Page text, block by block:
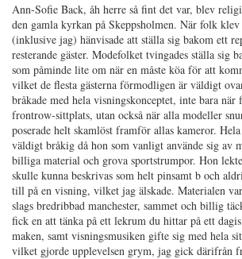
Ann-Sofie Back, åh herre så fint det var, blev
den gamla kyrkan på Skeppsholmen. När folk
(inklusive jag) hänvisade att ställa sig bakom ett
resterande gäster. Modefolket tvingades ställa sig
som påminde lite om när en måste köa för att
vilket de flesta gästerna förmodligen är väldigt
bråkade med hela visningskonceptet, inte bara när
frontrow-sittplats, utan också när alla modeller
poserade helt skamlöst framför allas kameror.
väldigt bråkig då hon som vanligt använde sig av
billiga material och grova sportstrumpor. Hon
skulle kunna beskrivas som helt pinsamt b och
till på en visning, vilket jag älskade. Materialen
slags bredribbad manchester, sammet och billig
fick en att tänka på ett lekrum du hittar på ett
maken, samt visningsmusiken gifte sig med hela
vilket gjorde upplevelsen grym, jag gick därifrån